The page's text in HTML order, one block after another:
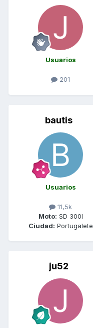
Usuarios
201
bautis
Usuarios
11,5k
Moto: SD 300I
Ciudad: Portugalete
ju52